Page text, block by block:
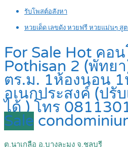
รับโพสต์อสังหา
หวยเด็ด เลขดัง หวยฟรี หวยแม่นๆ สู
For Sale Hot คอ
Pothisan 2 (พัทย
ตร.ม. 1ห้องนอน 1
อเนกประสงค์ (ปรั
ได้ ) โทร
Sale
ต.นาเกลือ อ.บางละมุง จ.ชลบุรี